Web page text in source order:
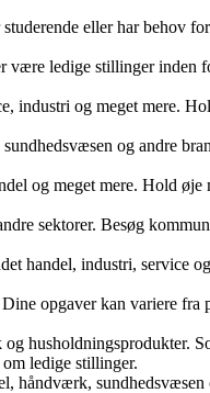
eller har behov
ledige stillinger
og meget mere.
og andre
og meget mere. Hold
sektorer. Besøg
handel, industri, service
opgaver kan variere
husholdningsprodukter.
ledige stillinger.